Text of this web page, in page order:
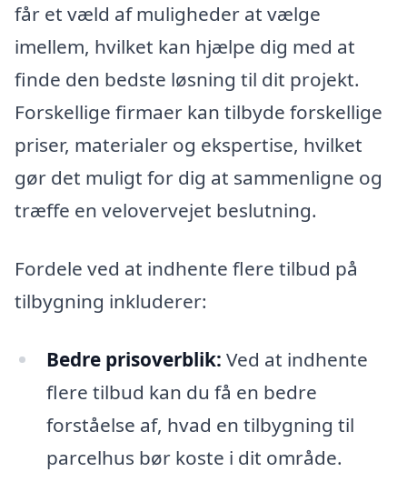
får et væld af muligheder at vælge
imellem, hvilket kan hjælpe dig med at
finde den bedste løsning til dit projekt.
Forskellige firmaer kan tilbyde forskellige
priser, materialer og ekspertise, hvilket
gør det muligt for dig at sammenligne og
træffe en velovervejet beslutning.
Fordele ved at indhente flere tilbud på
tilbygning inkluderer:
Bedre prisoverblik: Ved at indhente
flere tilbud kan du få en bedre
forståelse af, hvad en tilbygning til
parcelhus bør koste i dit område.